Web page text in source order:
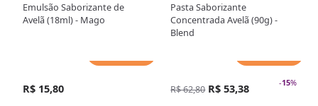
Emulsão Saborizante de
Avelã (18ml) - Mago
Pasta Saborizante
Concentrada Avelã (90g) -
Blend
R$ 15,80 -15%
R$ 62,80 R$ 53,38